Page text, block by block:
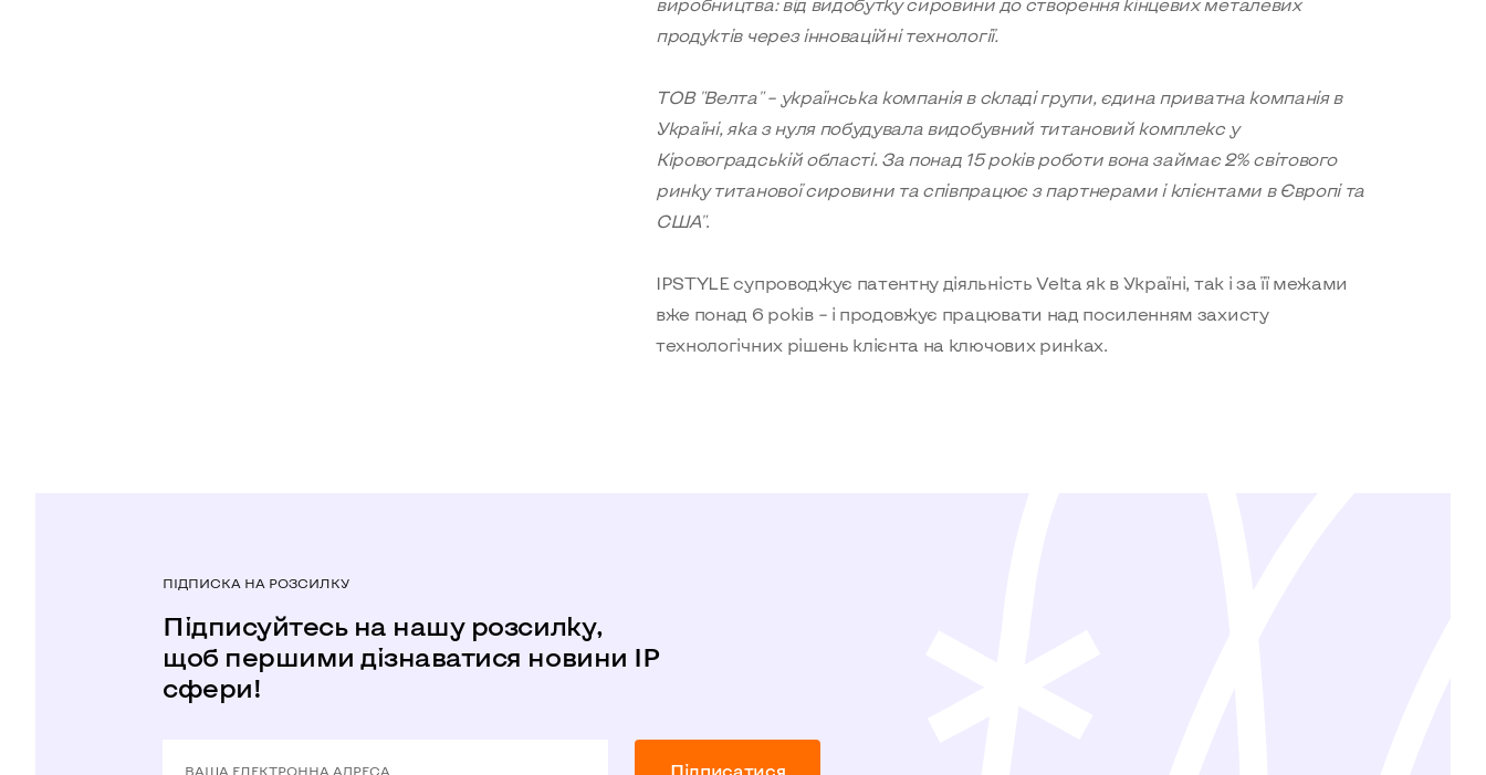
продуктів через інноваційні технології.
ТОВ "Велта" – українська компанія в складі групи, єдина приватна компанія в
Україні, яка з нуля побудувала видобувний титановий комплекс у
Кіровоградській області. За понад 15 років роботи вона займає 2% світового
ринку титанової сировини та співпрацює з партнерами і клієнтами в Європі та
США".
IPSTYLE супроводжує патентну діяльність Velta як в Україні, так і за її межами
вже понад 6 років –і продовжує працювати над посиленням захисту
технологічних рішень клієнта на ключових ринках.
ПІДПИСКА НА РОЗСИЛКУ
Підписуйтесь на нашу розсилку,
щоб першими дізнаватися новини IP
сфери!
ВАША ЕЛЕКТРОННА АДРЕСА Пiдписатися